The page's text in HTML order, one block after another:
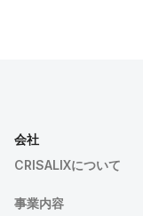
会社
CRISALIXについて
事業内容